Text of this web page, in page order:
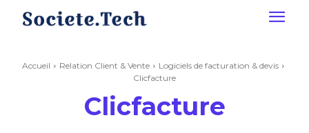
Accueil Relation Client & Vente
Logiciels de facturation & devis
Clicfacture
Clicfacture